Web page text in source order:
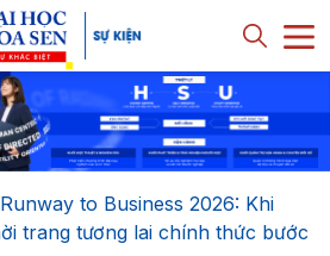
Runway to Business 2026: Khi
trang tương lai chính thức bước